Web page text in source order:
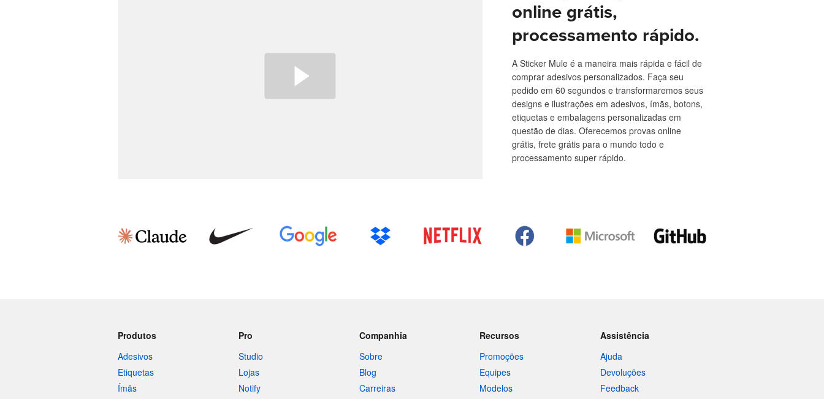
online grátis,
processamento rápido.
A Sticker Mule é a maneira mais rápida e fácil de
comprar adesivos personalizados. Faça seu
pedido em 60 segundos e transformaremos seus
designs e ilustrações em adesivos, ímãs, botons,
etiquetas e embalagens personalizadas em
questão de dias. Oferecemos provas online
grátis, frete grátis para o mundo todo e
processamento super rápido.
Produtos
Adesivos
Etiquetas
Ímãs
Pro
Studio
Lojas
Notify
Companhia
Sobre
Blog
Carreiras
Recursos
Promoções
Equipes
Modelos
Assistência
Ajuda
Devoluções
Feedback